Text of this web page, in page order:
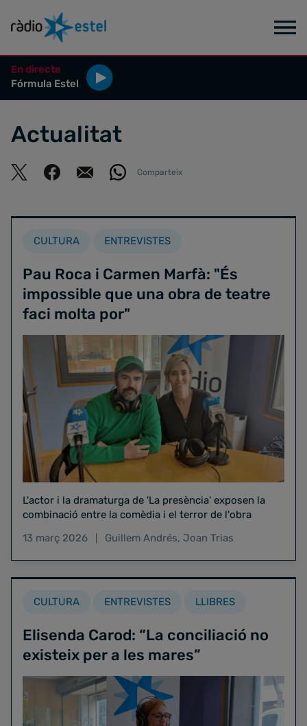
En directe
Fórmula Estel
Actualitat
Comparteix
CULTURA ENTREVISTES
Pau Roca i Carmen Marfà: "És
impossible que una obra de teatre
faci molta por"
L'actor i la dramaturga de 'La presència' exposen la
combinació entre la comèdia i el terror de l'obra
13 març 2026
Guillem Andrés, Joan Trias
CULTURA ENTREVISTES LLIBRES
Elisenda Carod: “La conciliació no
existeix per a les mares”